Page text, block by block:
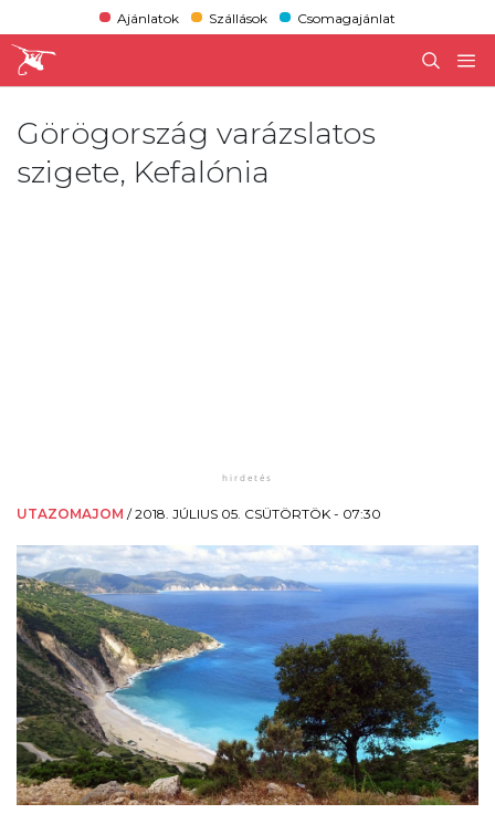
Ajánlatok Szállások Csomagajánlat
Görögország varázslatos
szigete, Kefalónia
UTAZOMAJOM /2018. JÚLIUS 05. CSÜTÖRTÖK - 07:30